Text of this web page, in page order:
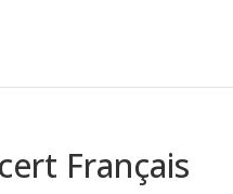
Français